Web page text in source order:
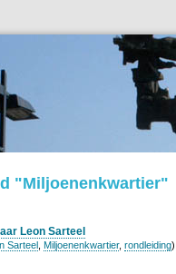
"Miljoenenkwartier"
Leon Sarteel
Sarteel Miljoenenkwartier, rondleiding)